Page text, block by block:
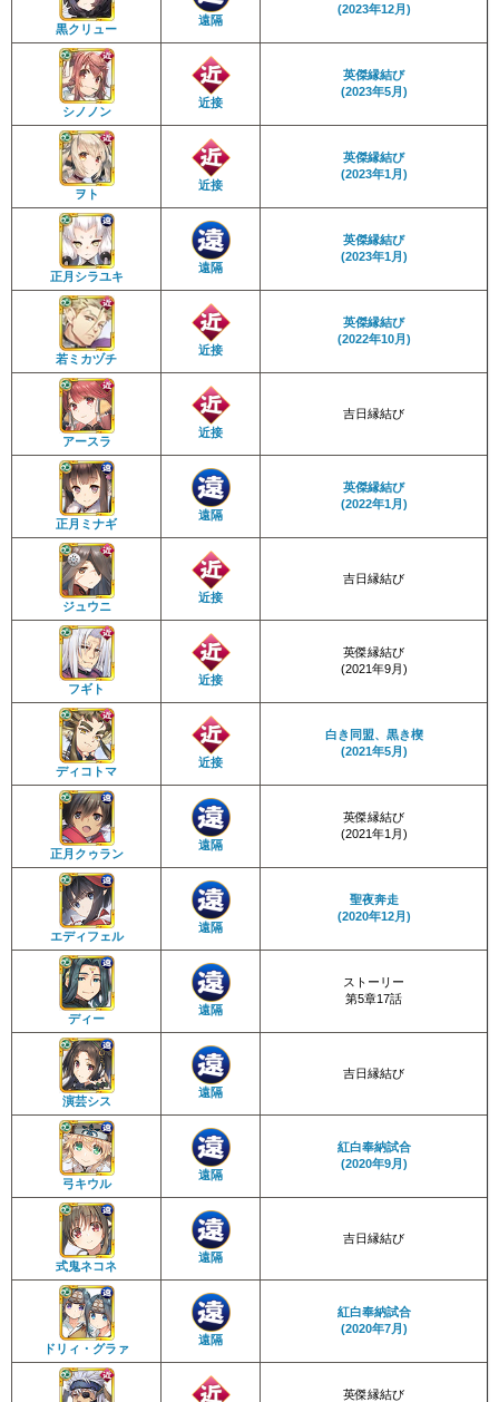
黒クリュー
遠隔
(2023年12月)
シノノン
近接
英傑縁結び
(2023年5月)
ヲト
近接
英傑縁結び
(2023年1月)
正月シラユキ
遠隔
英傑縁結び
(2023年1月)
若ミカヅチ
近接
英傑縁結び
(2022年10月)
アースラ
近接
吉日縁結び
正月ミナギ
遠隔
英傑縁結び
(2022年1月)
ジュウニ
近接
吉日縁結び
フギト
近接
英傑縁結び
(2021年9月)
ディコトマ
近接
白き同盟、黒き楔
(2021年5月)
正月クゥラン
遠隔
英傑縁結び
(2021年1月)
エディフェル
遠隔
聖夜奔走
(2020年12月)
ディー
遠隔
ストーリー
第5章17話
演芸シス
遠隔
吉日縁結び
弓キウル
遠隔
紅白奉納試合
(2020年9月)
式鬼ネコネ
遠隔
吉日縁結び
ドリィ・グラァ
遠隔
紅白奉納試合
(2020年7月)
英傑縁結び